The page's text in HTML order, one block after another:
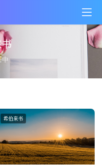
中
希伯来书